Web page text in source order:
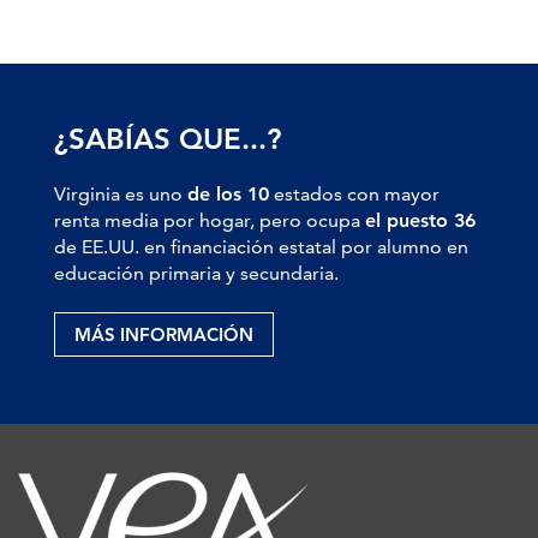
¿SABÍAS QUE...?
Virginia es uno de los 10 estados con mayor
renta media por hogar, pero ocupa el puesto 36
de EE.UU. en financiación estatal por alumno en
educación primaria y secundaria.
MÁS INFORMACIÓN